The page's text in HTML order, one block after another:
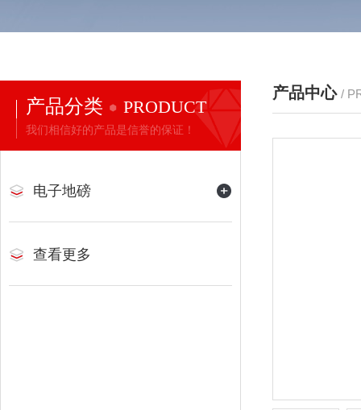
产品分类 PRODUCT
我们相信好的产品是信誉的保证！
电子地磅
查看更多
产品中心 /